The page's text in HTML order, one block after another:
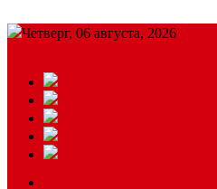
Четверг, 06 августа, 2026